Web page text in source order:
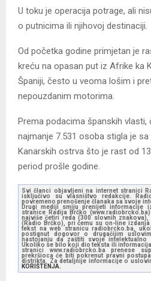
U toku je operacija potrage, ali
o putnicima ili njihovoj destinaciji.
Od početka godine primjetan je
kreću na opasan put iz Afrike ka
Španiji, često u veoma lošim i
nepouzdanim motorima.
Prema podacima španskih vlasti,
najmanje 7.531 osoba stigla je
Kanarskih ostrva što je rast od
period prošle godine.
Svi članci objavljeni na internet stranici
isključivo su vlasništvo redakcije.
povremeno prenošenje članaka sa svoje
Drugi mediji smiju prenijeti informacije
stranice Radija Brčko
najviše četiri reda (300 slovnih
(Radio Brčko), pri čemu su on-line
tekst na web stranicu radiobrcko.ba,
postignut dogovor o drugačijim
nastojanju da zaštiti svoje
Ukoliko se bilo koji dio teksta ili
stranici www.radiobrcko.ba prenese
prekršioca će biti pokrenut pravni
distrikta. Za detaljnije informacije o
KORIŠTENJA.